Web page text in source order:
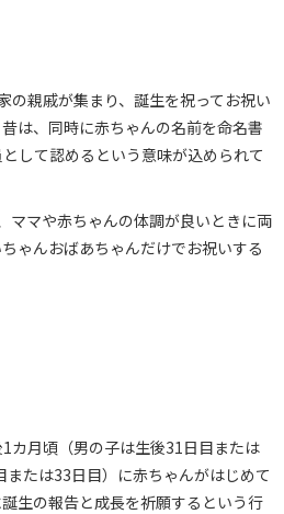
の親戚が集まり、誕生を祝ってお祝い
は、同時に赤ちゃんの名前を命名書
して認めるという意味が込められて
ママや赤ちゃんの体調が良いときに両
ゃんおばあちゃんだけでお祝いする
カ月頃（男の子は生後31日目または
たは33日目）に赤ちゃんがはじめて
生の報告と成長を祈願するという行